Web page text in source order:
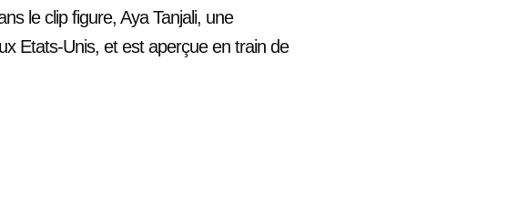
le clip figure, Aya Tanjali, une
Etats-Unis, et est aperçue en train de